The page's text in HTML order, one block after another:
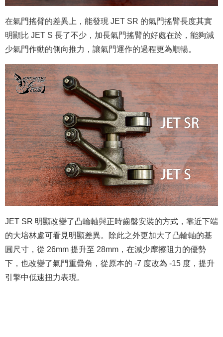
在氣門搖臂的差異上，能發現 JET SR 的氣門搖臂長度其實
明顯比 JET S 長了不少，加長氣門搖臂的好處在於，能夠減
少氣門作動的側向推力，讓氣門運作的過程更為順暢。
JET SR 明顯改變了凸輪軸與正時齒盤安裝的方式，靠近下端
的大培林處可看見明顯差異。除此之外更加大了凸輪軸的基
圓尺寸，從 26mm 提升至 28mm，在減少摩擦阻力的優勢
下，也改變了氣門重疊角，從原本的 -7 度改為 -15 度，提升
引擎中低速扭力表現。